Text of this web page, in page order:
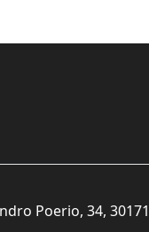
Poerio, 34, 30171